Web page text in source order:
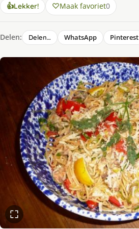
👍Lekker! Maak favoriet0
Delen: Delen… WhatsApp Pinterest